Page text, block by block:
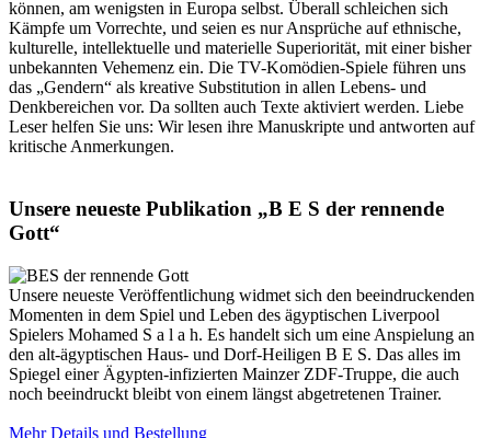
können, am wenigsten in Europa selbst. Überall schleichen sich
Kämpfe um Vorrechte, und seien es nur Ansprüche auf ethnische,
kulturelle, intellektuelle und materielle Superiorität, mit einer bisher
unbekannten Vehemenz ein. Die TV-Komödien-Spiele führen uns
das „Gendern“ als kreative Substitution in allen Lebens- und
Denkbereichen vor. Da sollten auch Texte aktiviert werden. Liebe
Leser helfen Sie uns: Wir lesen ihre Manuskripte und antworten auf
kritische Anmerkungen.
Unsere neueste Publikation „B E S der rennende
Gott“
Unsere neueste Veröffentlichung widmet sich den beeindruckenden
Momenten in dem Spiel und Leben des ägyptischen Liverpool
Spielers Mohamed S a l a h. Es handelt sich um eine Anspielung an
den alt-ägyptischen Haus- und Dorf-Heiligen B E S. Das alles im
Spiegel einer Ägypten-infizierten Mainzer ZDF-Truppe, die auch
noch beeindruckt bleibt von einem längst abgetretenen Trainer.
Mehr Details und Bestellung